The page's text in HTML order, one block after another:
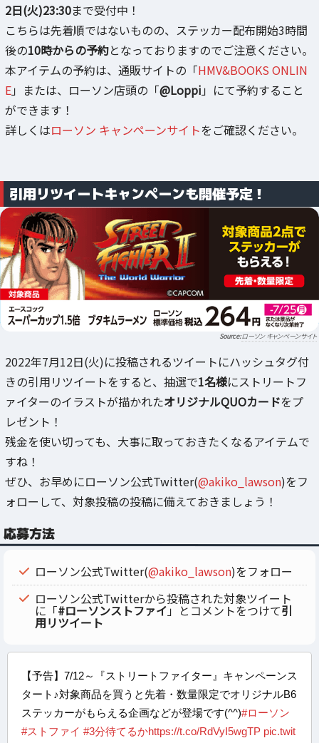
2日(火)23:30まで受付中！
こちらは先着順ではないものの、ステッカー配布開始3時間
後の10時からの予約となっておりますのでご注意ください。
本アイテムの予約は、通販サイトの「HMV&BOOKS ONLIN
E」または、ローソン店頭の「@Loppi 」にて予約すること
ができます！
詳しくはローソン キャンペーンサイトをご確認ください。
引用リツイートキャンペーンも開催予定！
ローソン キャンペーンサイト
2022年7月12日(火)に投稿されるツイートにハッシュタグ付
きの引用リツイートをすると、抽選で1名様にストリートフ
ァイターのイラストが描かれたオリジナルQUOカードをプ
レゼント！
残金を使い切っても、大事に取っておきたくなるアイテムで
すね！
ぜひ、お早めにローソン公式Twitter(@akiko_lawson)をフ
ォローして、対象投稿の投稿に備えておきましょう！
応募方法
ローソン公式Twitter(@akiko_lawson)をフォロー
ローソン公式Twitterから投稿された対象ツイート
に「#ローソンストファイ」とコメントをつけて引
用リツイート
【予告】7/12～『ストリートファイター』キャンペーンス
タート♪対象商品を買うと先着・数量限定でオリジナルB6
ステッカーがもらえる企画などが登場です(^^)#ローソン
#ストファイ #3分待てるかhttps://t.co/RdVyI5wgTP pic.twit